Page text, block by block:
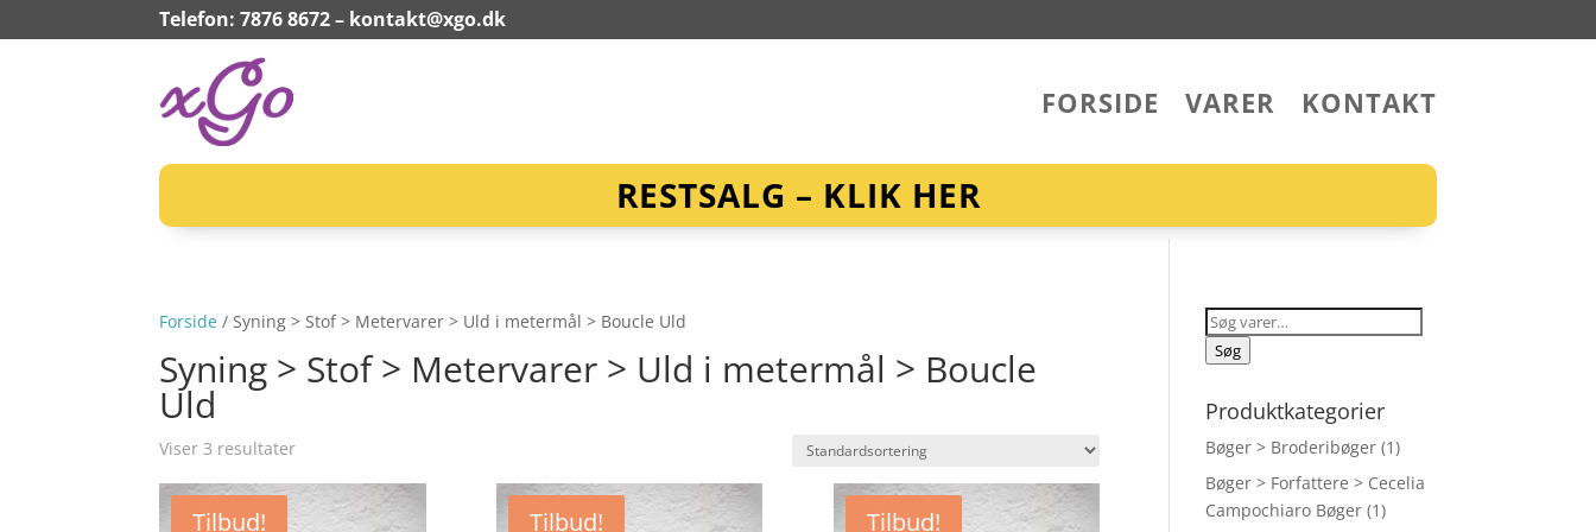
Telefon: 7876 8672 – kontakt@xgo.dk
FORSIDE VARER KONTAKT
RESTSALG – KLIK HER
Forside / Syning > Stof > Metervarer > Uld i metermål > Boucle Uld
Syning > Stof > Metervarer > Uld i metermål > Boucle
Uld
Viser 3 resultater
Tilbud! Tilbud! Tilbud!
Søg
efter:
Søg
Produktkategorier
Bøger > Broderibøger (1)
Bøger > Forfattere > Cecelia
Campochiaro Bøger (1)